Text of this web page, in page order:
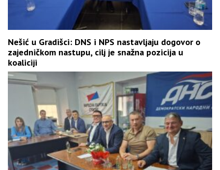
Nešić u Gradišci: DNS i NPS nastavljaju dogovor o
zajedničkom nastupu, cilj je snažna pozicija u
koaliciji